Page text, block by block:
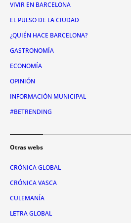
VIVIR EN BARCELONA
EL PULSO DE LA CIUDAD
¿QUIÉN HACE BARCELONA?
GASTRONOMÍA
ECONOMÍA
OPINIÓN
INFORMACIÓN MUNICIPAL
#BETRENDING
Otras webs
CRÓNICA GLOBAL
CRÓNICA VASCA
CULEMANÍA
LETRA GLOBAL